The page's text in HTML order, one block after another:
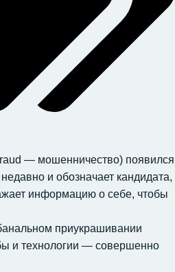
— мошенничество) появился
и обозначает кандидата,
информацию о себе, чтобы
приукрашивании
и технологии — совершенно